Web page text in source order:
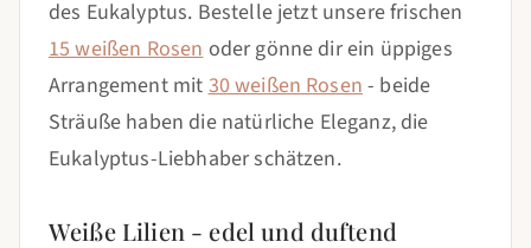
des Eukalyptus. Bestelle jetzt unsere frischen
15 weißen Rosenoder gönne dir ein üppiges
Arrangement mit30 weißen Rosen- beide
Sträuße haben die natürliche Eleganz, die
Eukalyptus-Liebhaber schätzen.
Weiße Lilien - edel und duftend